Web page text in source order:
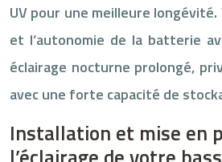
UV pour une meilleure
et l’autonomie de la batterie
éclairage nocturne prolongé,
avec une forte capacité de
Installation et mise en